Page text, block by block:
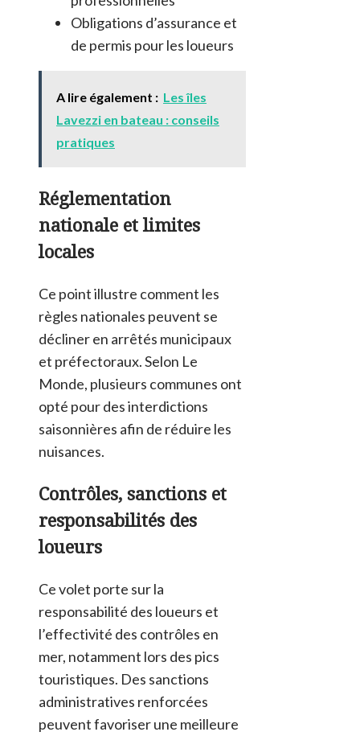
Obligations d’assurance et
de permis pour les loueurs
A lire également : Les îles
Lavezzi en bateau : conseils
pratiques
Réglementation
nationale et limites
locales
Ce point illustre comment les
règles nationales peuvent se
décliner en arrêtés municipaux
et préfectoraux. Selon Le
Monde, plusieurs communes ont
opté pour des interdictions
saisonnières afin de réduire les
nuisances.
Contrôles, sanctions et
responsabilités des
loueurs
Ce volet porte sur la
responsabilité des loueurs et
l’effectivité des contrôles en
mer, notamment lors des pics
touristiques. Des sanctions
administratives renforcées
peuvent favoriser une meilleure